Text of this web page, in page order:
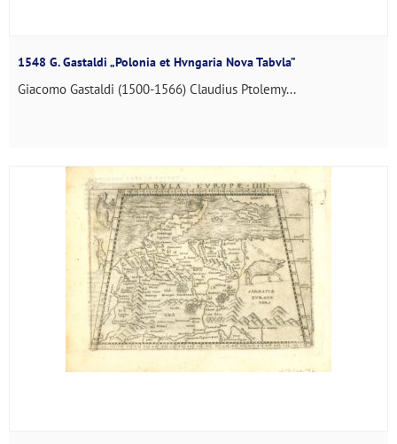
1548 G. Gastaldi „Polonia et Hvngaria Nova Tabvla”
Giacomo Gastaldi (1500-1566) Claudius Ptolemy...